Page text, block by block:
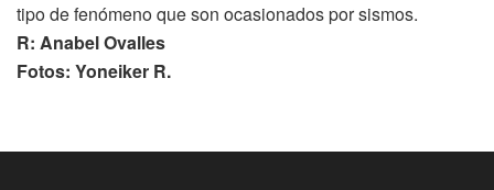
tipo de fenómeno que son ocasionados por sismos.
R: Anabel Ovalles
Fotos: Yoneiker R.